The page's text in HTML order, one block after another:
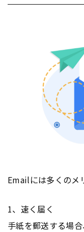
Emailには多くのメ
1、速く届く
手紙を郵送する場